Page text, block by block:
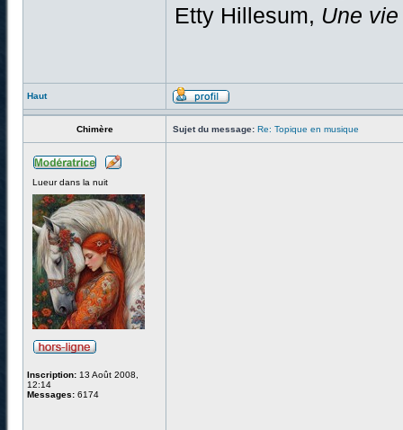
Etty Hillesum, Une
Haut
Chimère Sujet du message: Re: Topique en musique
Lueur dans la nuit
Inscription: 13 Août 2008,
12:14
Messages: 6174